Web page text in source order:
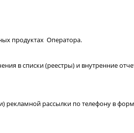
продуктах Оператора.
в списки (реестры) и внутренние
рекламной рассылки по телефону в